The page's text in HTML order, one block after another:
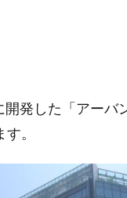
発した「アーバ
。